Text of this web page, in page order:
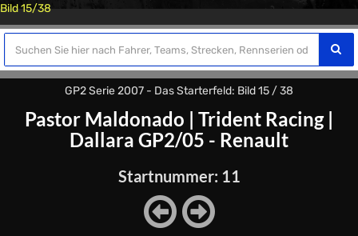
Bild 15/38
GP2 Serie 2007 - Das Starterfeld: Bild 15 / 38
Pastor Maldonado | Trident Racing|
Dallara GP2/05 - Renault
Startnummer: 11